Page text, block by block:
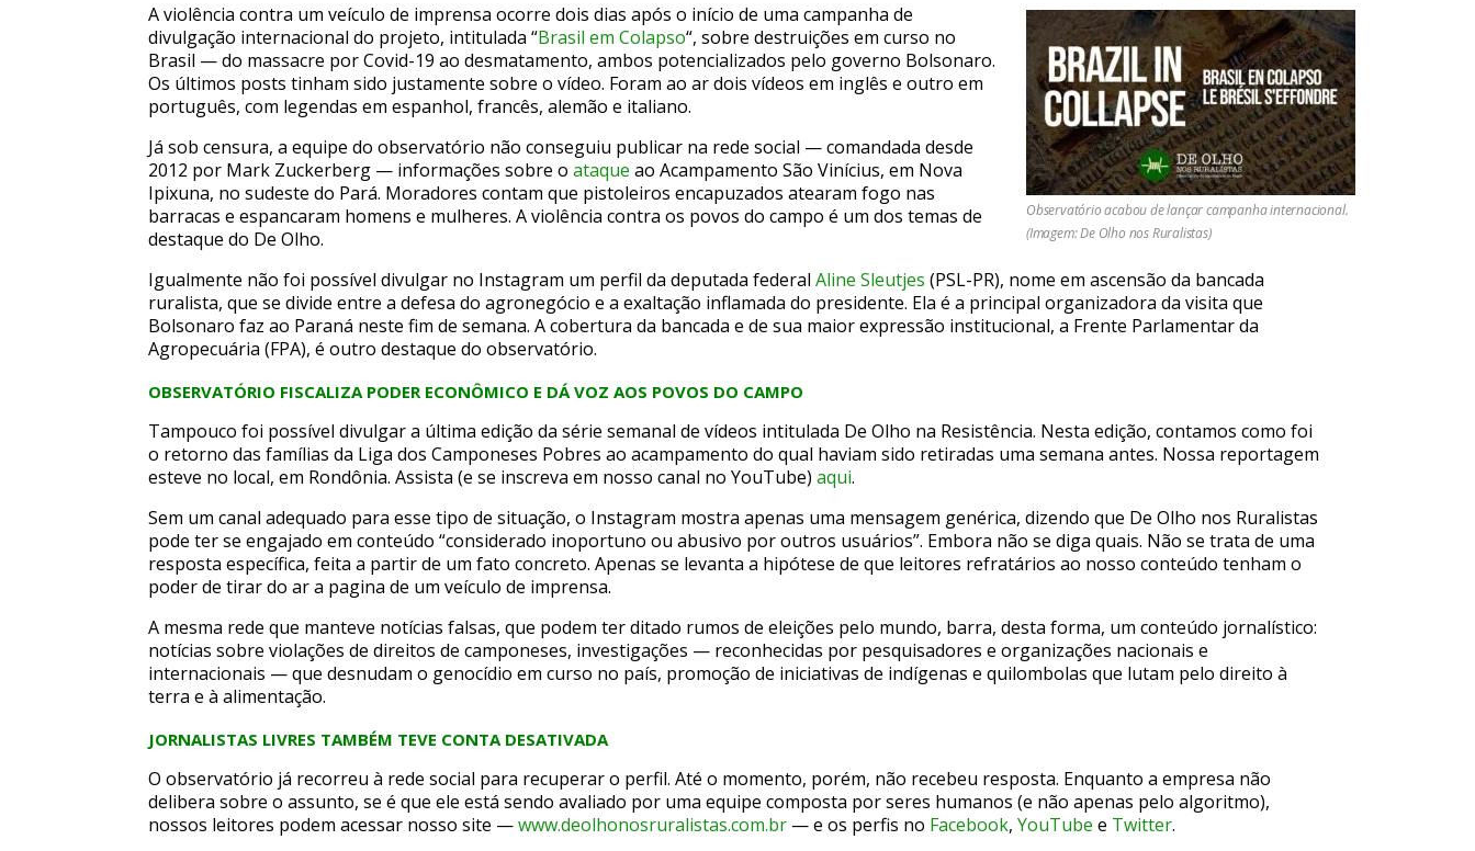
Observatório acabou de lançar campanha internacional.
(Imagem: De Olho nos Ruralistas)
A violência contra um veículo de imprensa ocorre dois dias após o início de uma campanha de
divulgação internacional do projeto, intitulada “Brasil em Colapso“, sobre destruições em curso no
Brasil — do massacre por Covid-19 ao desmatamento, ambos potencializados pelo governo Bolsonaro.
Os últimos posts tinham sido justamente sobre o vídeo. Foram ao ar dois vídeos em inglês e outro em
português, com legendas em espanhol, francês, alemão e italiano.
Já sob censura, a equipe do observatório não conseguiu publicar na rede social — comandada desde
2012 por Mark Zuckerberg — informações sobre o ataque ao Acampamento São Vinícius, em Nova
Ipixuna, no sudeste do Pará. Moradores contam que pistoleiros encapuzados atearam fogo nas
barracas e espancaram homens e mulheres. A violência contra os povos do campo é um dos temas de
destaque do De Olho.
Igualmente não foi possível divulgar no Instagram um perfil da deputada federal Aline Sleutjes (PSL-PR), nome em ascensão da bancada
ruralista, que se divide entre a defesa do agronegócio e a exaltação inflamada do presidente. Ela é a principal organizadora da visita que
Bolsonaro faz ao Paraná neste fim de semana. A cobertura da bancada e de sua maior expressão institucional, a Frente Parlamentar da
Agropecuária (FPA), é outro destaque do observatório.
OBSERVATÓRIO FISCALIZA PODER ECONÔMICO E DÁ VOZ AOS POVOS DO CAMPO
Tampouco foi possível divulgar a última edição da série semanal de vídeos intitulada De Olho na Resistência. Nesta edição, contamos como foi
o retorno das famílias da Liga dos Camponeses Pobres ao acampamento do qual haviam sido retiradas uma semana antes. Nossa reportagem
esteve no local, em Rondônia. Assista (e se inscreva em nosso canal no YouTube) aqui.
Sem um canal adequado para esse tipo de situação, o Instagram mostra apenas uma mensagem genérica, dizendo que De Olho nos Ruralistas
pode ter se engajado em conteúdo “considerado inoportuno ou abusivo por outros usuários”. Embora não se diga quais. Não se trata de uma
resposta específica, feita a partir de um fato concreto. Apenas se levanta a hipótese de que leitores refratários ao nosso conteúdo tenham o
poder de tirar do ar a pagina de um veículo de imprensa.
A mesma rede que manteve notícias falsas, que podem ter ditado rumos de eleições pelo mundo, barra, desta forma, um conteúdo jornalístico:
notícias sobre violações de direitos de camponeses, investigações — reconhecidas por pesquisadores e organizações nacionais e
internacionais — que desnudam o genocídio em curso no país, promoção de iniciativas de indígenas e quilombolas que lutam pelo direito à
terra e à alimentação.
JORNALISTAS LIVRES TAMBÉM TEVE CONTA DESATIVADA
O observatório já recorreu à rede social para recuperar o perfil. Até o momento, porém, não recebeu resposta. Enquanto a empresa não
delibera sobre o assunto, se é que ele está sendo avaliado por uma equipe composta por seres humanos (e não apenas pelo algoritmo),
nossos leitores podem acessar nosso site —www.deolhonosruralistas.com.br — e os perfis no Facebook, YouTube e Twitter.